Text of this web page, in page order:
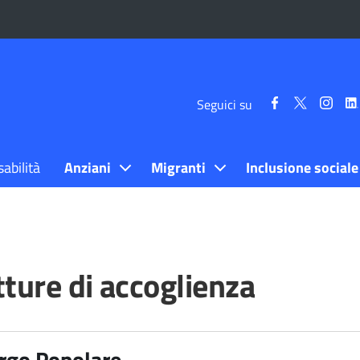
Seguici su
Seguici Seguici
Anziani Migranti Inclusione sociale
di accoglienza